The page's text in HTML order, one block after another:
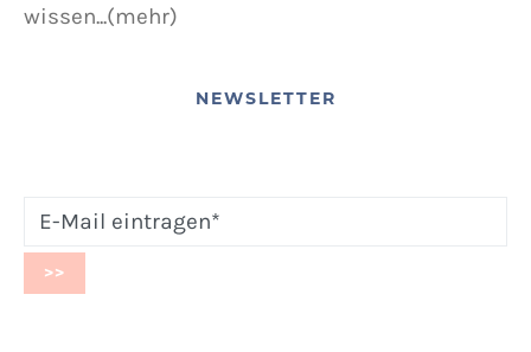
wissen...(mehr)
NEWSLETTER